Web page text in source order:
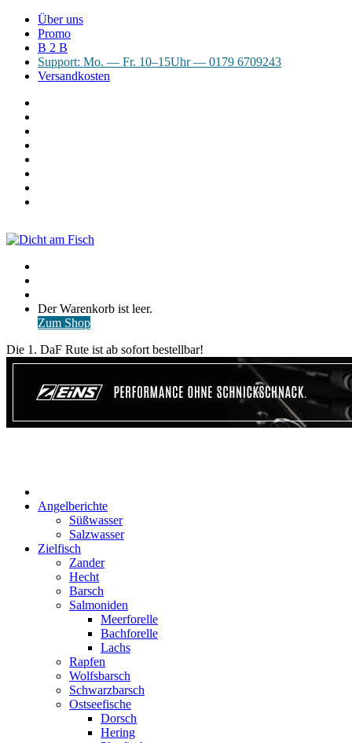
Über uns
Promo
B 2 B
Support: Mo. — Fr. 10–15Uhr — 0179 6709243
Versandkosten
Warenkorb
ansehen
Der Warenkorb ist leer.
Zum Shop
Die 1. DaF Rute ist ab sofort bestellbar!
Angelberichte
Süßwasser
Salzwasser
Zielfisch
Zander
Hecht
Barsch
Salmoniden
Meerforelle
Bachforelle
Lachs
Rapfen
Wolfsbarsch
Schwarzbarsch
Ostseefische
Dorsch
Hering